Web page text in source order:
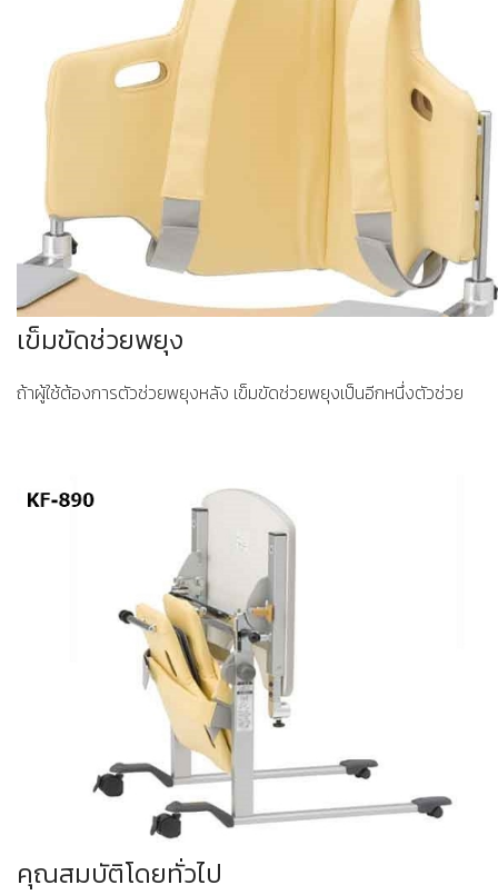
เข็มขัดช่วยพยุง
ถ้าผู้ใช้ต้องการตัวช่วยพยุงหลัง เข็มขัดช่วยพยุงเป็นอีกหนึ่งตัวช่วย
คุณสมบัติโดยทั่วไป